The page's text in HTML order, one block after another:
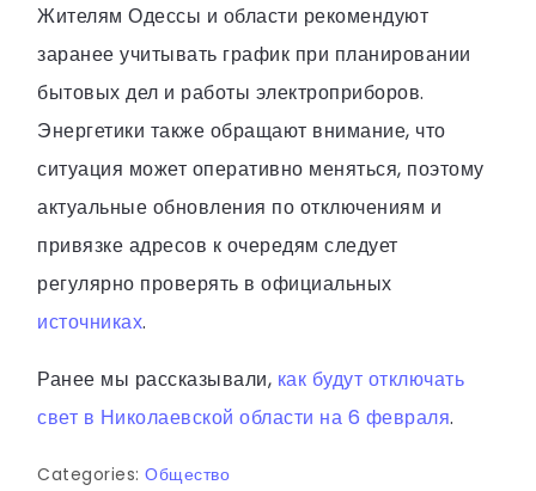
Жителям Одессы и области рекомендуют
заранее учитывать график при планировании
бытовых дел и работы электроприборов.
Энергетики также обращают внимание, что
ситуация может оперативно меняться, поэтому
актуальные обновления по отключениям и
привязке адресов к очередям следует
регулярно проверять в официальных
источниках.
Ранее мы рассказывали, как будут отключать
свет в Николаевской области на 6 февраля.
Categories: Общество